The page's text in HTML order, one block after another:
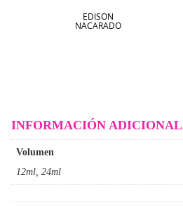
EDISON
NACARADO
INFORMACIÓN ADICIONAL
Volumen
12ml, 24ml